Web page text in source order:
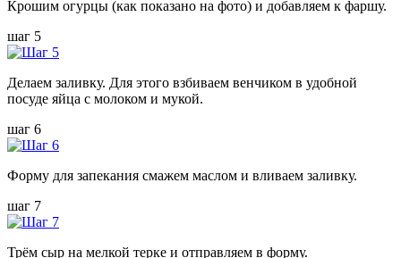
Крошим огурцы (как показано на фото) и добавляем к фаршу.
шаг 5
Делаем заливку. Для этого взбиваем венчиком в удобной
посуде яйца с молоком и мукой.
шаг 6
Форму для запекания смажем маслом и вливаем заливку.
шаг 7
Трём сыр на мелкой терке и отправляем в форму.